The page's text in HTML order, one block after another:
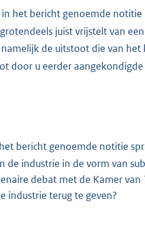
4
0
K
b
het bericht genoemde
juist vrijstelt van
de uitstoot die van
door u eerder aangekondigde
bericht genoemde notitie
de industrie in de vorm van
debat met de Kamer
industrie terug te geven?